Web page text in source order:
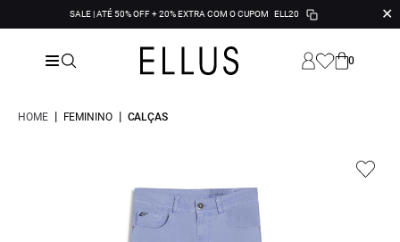
SALE | ATÉ 50% OFF + 20% EXTRA COM O CUPOM ELL20 ✕
0
HOME | FEMININO | CALÇAS